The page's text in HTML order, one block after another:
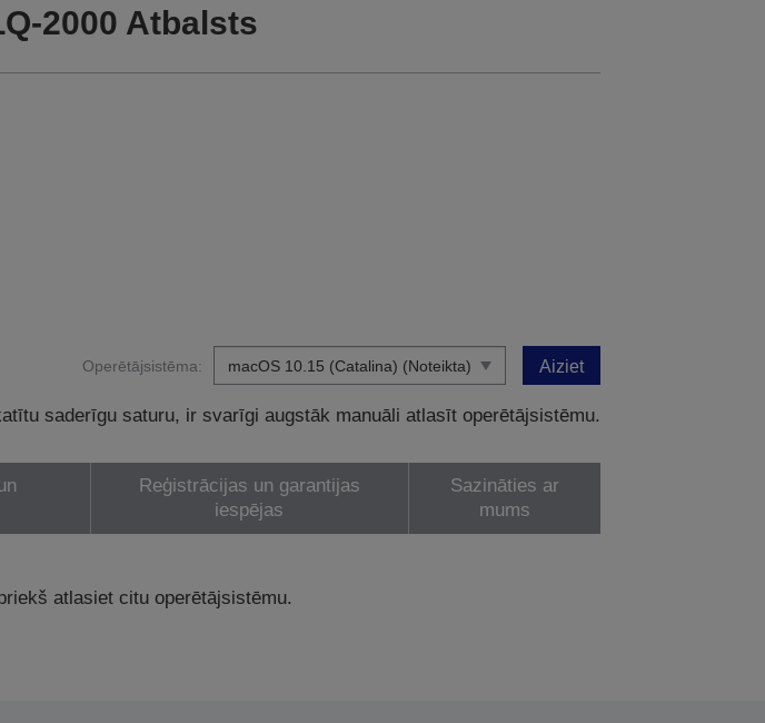
2000 Atbalsts
Operētājsistēma: Aiziet
saderīgu saturu, ir svarīgi augstāk manuāli atlasīt operētājsistēmu.
Reģistrācijas un garantijas
iespējas
Sazināties ar
mums
atlasiet citu operētājsistēmu.